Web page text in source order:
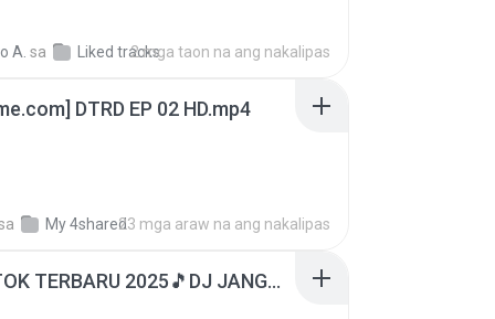
A. sa Liked tracks2 mga taon na ang nakalipas
DTRD EP 02 HD.mp4
My 4shared23 mga araw na ang nakalipas
DJ TIKTOK TERBARU 2025🎵DJ JANGAN TUNGGU LAMA LAMA NANTI LAMA LAMA 🎵DJ SEDIA AKU SEBELUM HUJAN